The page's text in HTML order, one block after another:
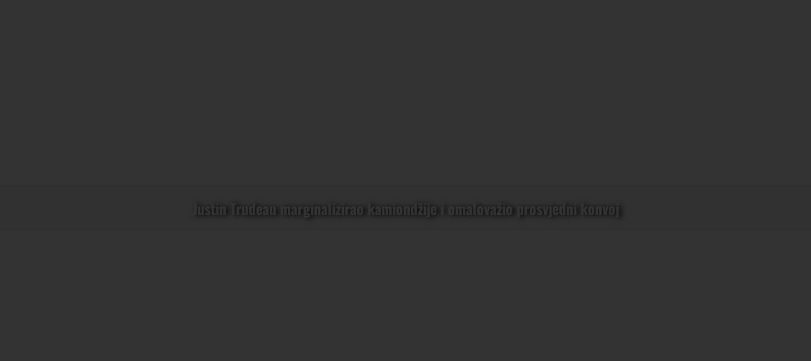
Justin Trudeau marginalizirao kamiondžije i omalovažio prosvjedni konvoj